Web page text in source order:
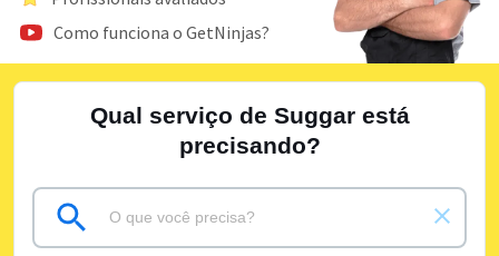
Como funciona o GetNinjas?
Qual serviço de Suggar está
precisando?